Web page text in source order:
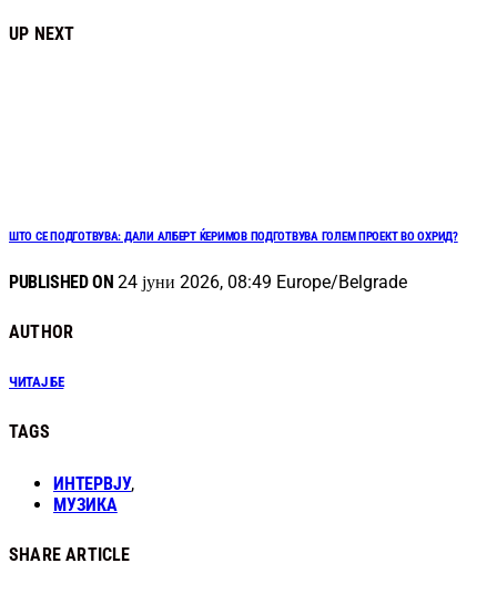
UP NEXT
ШТО СЕ ПОДГОТВУВА: ДАЛИ АЛБЕРТ ЌЕРИМОВ ПОДГОТВУВА ГОЛЕМ ПРОЕКТ ВО ОХРИД?
PUBLISHED ON 24 јуни 2026, 08:49 Europe/Belgrade
AUTHOR
ЧИТАЈ БЕ
TAGS
ИНТЕРВЈУ,
МУЗИКА
SHARE ARTICLE